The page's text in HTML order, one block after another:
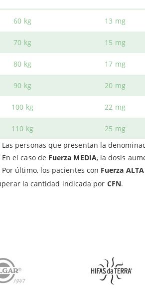
, el aceite virgen extra y el aroma
principal del suplemento es el
de las propiedades de esta
y funciona como aceite vehicular
señalar la
alta biodisponibilidadde Aceite
COMPRAR?
vende el producto en envases compuestos
comprarAceite CBD al mejor precio en
60 kg 13 mg
70 kg 15 mg
80 kg 17 mg
90 kg 20 mg
100 kg 22 mg
110 kg 25 mg
Las personas que presentan la
En el caso de Fuerza MEDIA, la dosis
Por último, los pacientes con Fuerza ALTA
la cantidad indicada por CFN.